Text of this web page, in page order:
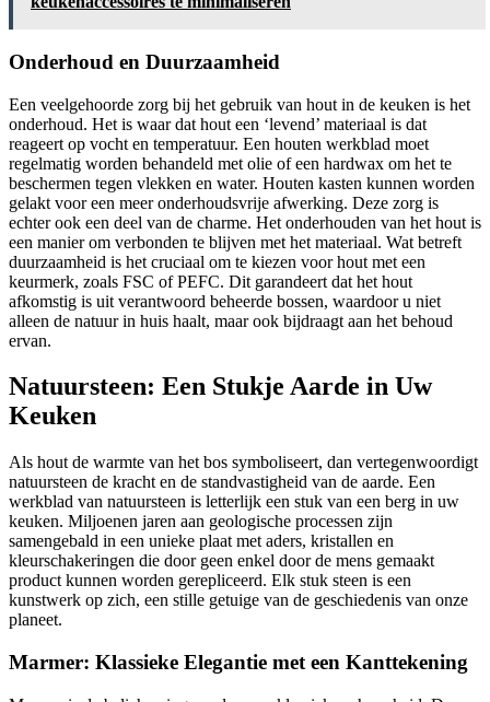
Onderhoud en Duurzaamheid
Een veelgehoorde zorg bij het gebruik van hout in de keuken is het
onderhoud. Het is waar dat hout een ‘levend’ materiaal is dat
reageert op vocht en temperatuur. Een houten werkblad moet
regelmatig worden behandeld met olie of een hardwax om het te
beschermen tegen vlekken en water. Houten kasten kunnen worden
gelakt voor een meer onderhoudsvrije afwerking. Deze zorg is
echter ook een deel van de charme. Het onderhouden van het hout is
een manier om verbonden te blijven met het materiaal. Wat betreft
duurzaamheid is het cruciaal om te kiezen voor hout met een
keurmerk, zoals FSC of PEFC. Dit garandeert dat het hout
afkomstig is uit verantwoord beheerde bossen, waardoor u niet
alleen de natuur in huis haalt, maar ook bijdraagt aan het behoud
ervan.
Natuursteen: Een Stukje Aarde in Uw
Keuken
Als hout de warmte van het bos symboliseert, dan vertegenwoordigt
natuursteen de kracht en de standvastigheid van de aarde. Een
werkblad van natuursteen is letterlijk een stuk van een berg in uw
keuken. Miljoenen jaren aan geologische processen zijn
samengebald in een unieke plaat met aders, kristallen en
kleurschakeringen die door geen enkel door de mens gemaakt
product kunnen worden gerepliceerd. Elk stuk steen is een
kunstwerk op zich, een stille getuige van de geschiedenis van onze
planeet.
Marmer: Klassieke Elegantie met een Kanttekening